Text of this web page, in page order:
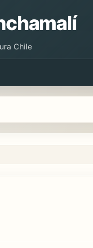
Chile